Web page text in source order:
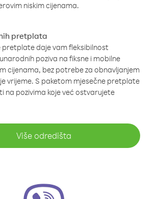
niskim cijenama.
pretplata
pretplate daje vam fleksibilnost
poziva na fiksne i mobilne
cijenama, bez potrebe za obnavljanjem
vrijeme. S paketom mjesečne pretplate
na pozivima koje već ostvarujete
Više odredišta